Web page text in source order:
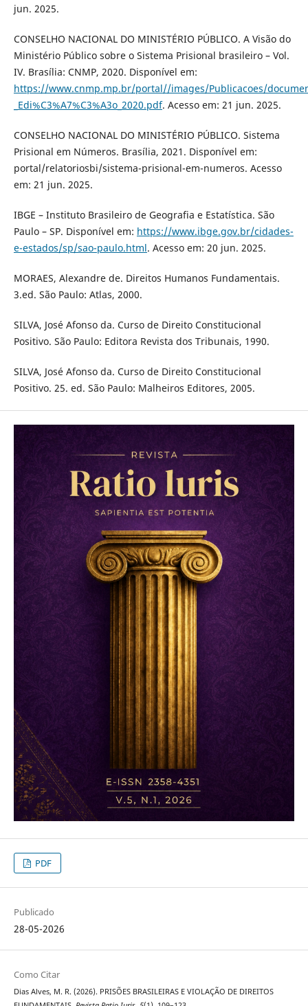
jun. 2025.
CONSELHO NACIONAL DO MINISTÉRIO PÚBLICO. A Visão do
Ministério Público sobre o Sistema Prisional brasileiro – Vol.
IV. Brasília: CNMP, 2020. Disponível em:
https://www.cnmp.mp.br/portal//images/Publicacoes/
_Edi%C3%A7%C3%A3o_2020.pdf. Acesso em: 21 jun. 2025.
CONSELHO NACIONAL DO MINISTÉRIO PÚBLICO. Sistema
Prisional em Números. Brasília, 2021. Disponível em:
portal/relatoriosbi/sistema-prisional-em-numeros. Acesso
em: 21 jun. 2025.
IBGE – Instituto Brasileiro de Geografia e Estatística. São
Paulo – SP. Disponível em: https://www.ibge.gov.br/cidades-
e-estados/sp/sao-paulo.html. Acesso em: 20 jun. 2025.
MORAES, Alexandre de. Direitos Humanos Fundamentais.
3.ed. São Paulo: Atlas, 2000.
SILVA, José Afonso da. Curso de Direito Constitucional
Positivo. São Paulo: Editora Revista dos Tribunais, 1990.
SILVA, José Afonso da. Curso de Direito Constitucional
Positivo. 25. ed. São Paulo: Malheiros Editores, 2005.
PDF
Publicado
28-05-2026
Como Citar
Dias Alves, M. R. (2026). PRISÕES BRASILEIRAS E VIOLAÇÃO DE DIREITOS